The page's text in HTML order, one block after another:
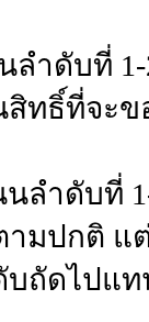
ลำดับที่
ทธิ์ที่จะข
ลำดับที่
ามปกติ แ
บถัดไปแท